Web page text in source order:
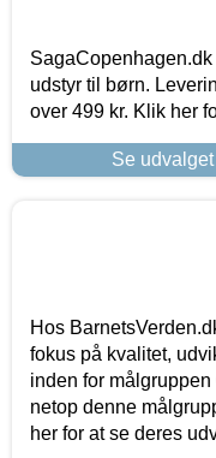
udstyr til børn.
over 499 kr. Klik her
Se
Hos
fokus på kvalitet,
inden for
netop denne
her for at se deres